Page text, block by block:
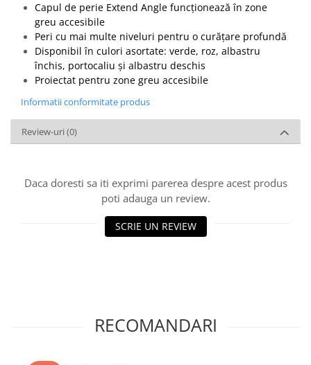
Capul de perie Extend Angle funcționează în zone
greu accesibile
Peri cu mai multe niveluri pentru o curățare profundă
Disponibil în culori asortate: verde, roz, albastru
închis, portocaliu și albastru deschis
Proiectat pentru zone greu accesibile
Informatii conformitate produs
Review-uri (0)
Daca doresti sa iti exprimi parerea despre acest produs
poti adauga un review.
SCRIE UN REVIEW
RECOMANDARI